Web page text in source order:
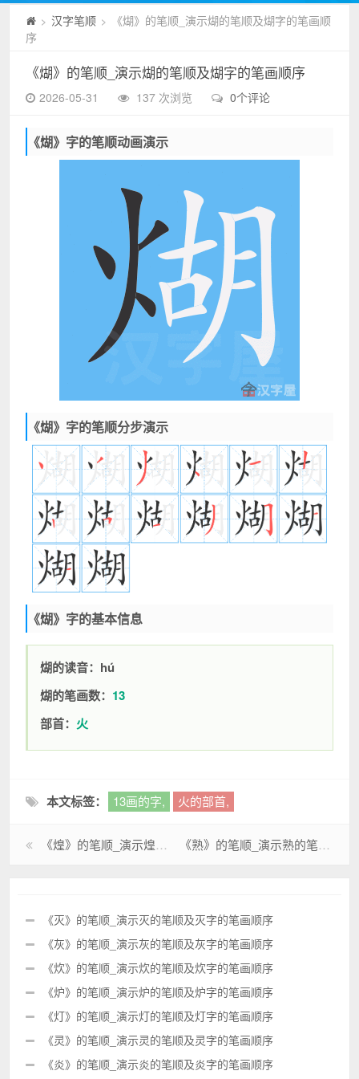
> 汉字笔顺 >
《煳》的笔顺_演示煳的笔顺及煳字的笔画顺
序
《煳》的笔顺_演示煳的笔顺及煳字的笔画顺序
2026-05-31 137 次浏览 0个评论
《煳》字的笔顺动画演示
《煳》字的笔顺分步演示
《煳》字的基本信息
煳的读音：hú
煳的笔画数： 13
部首： 火
本文标签： 13画的字, 火的部首,
《煌》的笔顺_演示煌的笔顺及煌字的笔画顺序 《熟》的笔顺_演示熟的笔顺及熟字的笔画顺序
《灭》的笔顺_演示灭的笔顺及灭字的笔画顺序
《灰》的笔顺_演示灰的笔顺及灰字的笔画顺序
《炊》的笔顺_演示炊的笔顺及炊字的笔画顺序
《炉》的笔顺_演示炉的笔顺及炉字的笔画顺序
《灯》的笔顺_演示灯的笔顺及灯字的笔画顺序
《灵》的笔顺_演示灵的笔顺及灵字的笔画顺序
《炎》的笔顺_演示炎的笔顺及炎字的笔画顺序